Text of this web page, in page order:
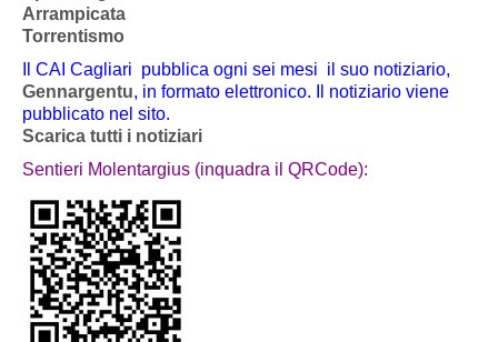
Arrampicata
Torrentismo
Il CAI Cagliari pubblica ogni sei mesi il suo notiziario,
Gennargentu, in formato elettronico. Il notiziario viene
pubblicato nel sito.
Scarica tutti i notiziari
Sentieri Molentargius (inquadra il QRCode):